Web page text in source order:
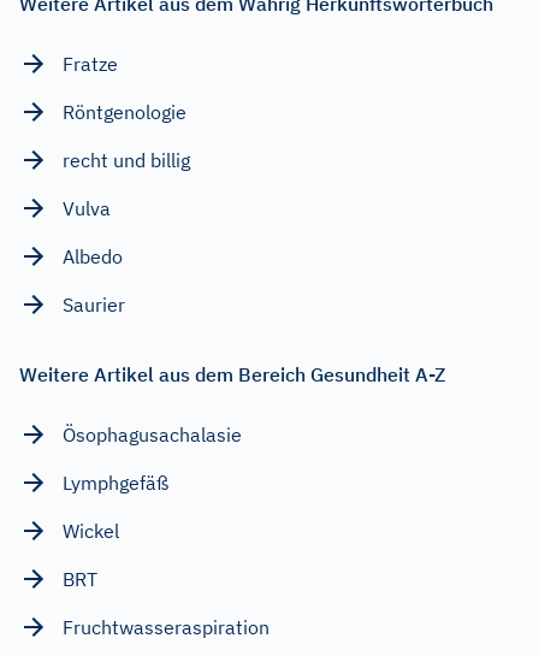
Fratze
Röntgenologie
recht und billig
Vulva
Albedo
Saurier
Weitere Artikel aus dem Bereich Gesundheit A-Z
Ösophagusachalasie
Lymphgefäß
Wickel
BRT
Fruchtwasseraspiration